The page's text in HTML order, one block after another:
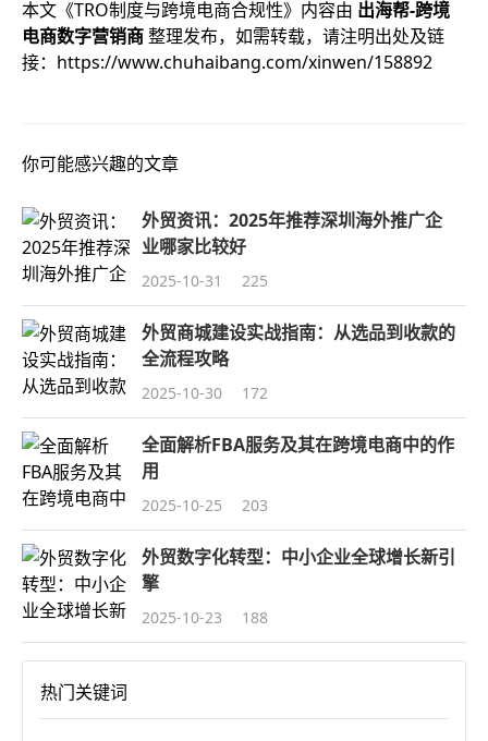
本文《TRO制度与跨境电商合规性》内容由 出海帮-跨境
电商数字营销商整理发布，如需转载，请注明出处及链
接： https://www.chuhaibang.com/xinwen/158892
你可能感兴趣的文章
外贸资讯：2025年推荐深圳海外推广企
业哪家比较好
2025-10-31 225
外贸商城建设实战指南：从选品到收款的
全流程攻略
2025-10-30 172
全面解析FBA服务及其在跨境电商中的作
用
2025-10-25 203
外贸数字化转型：中小企业全球增长新引
擎
2025-10-23 188
热门关键词